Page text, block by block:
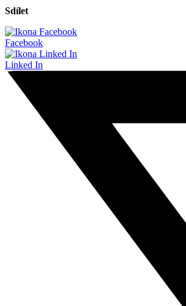
Sdílet
Facebook
Linked In